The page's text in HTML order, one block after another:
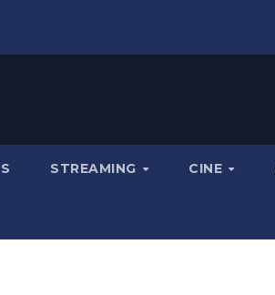
STREAMING CINE